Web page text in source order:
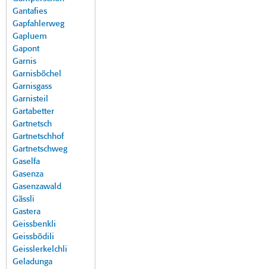
Gantafies
Gapfahlerweg
Gapluem
Gapont
Garnis
Garnisböchel
Garnisgass
Garnisteil
Gartabetter
Gartnetsch
Gartnetschhof
Gartnetschweg
Gaselfa
Gasenza
Gasenzawald
Gässli
Gastera
Geissbenkli
Geissbödili
Geisslerkelchli
Geladunga